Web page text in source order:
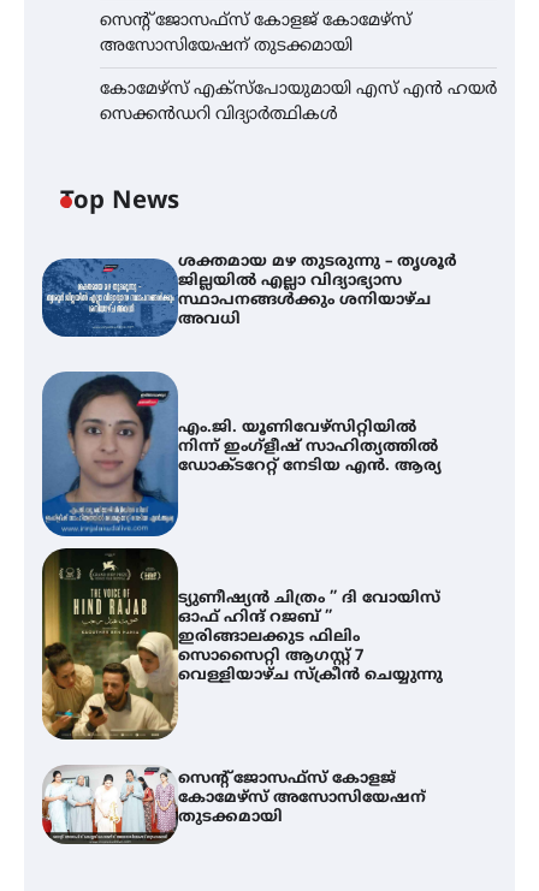
സെന്റ് ജോസഫ്സ് കോളജ് കോമേഴ്‌സ്
അസോസിയേഷന് തുടക്കമായി
കോമേഴ്സ് എക്സ്പോയുമായി എസ് എൻ ഹയർ
സെക്കൻഡറി വിദ്യാർത്ഥികൾ
Top News
ശക്തമായ മഴ തുടരുന്നു – തൃശൂർ
ജില്ലയിൽ എല്ലാ വിദ്യാഭ്യാസ
സ്ഥാപനങ്ങൾക്കും ശനിയാഴ്ച
അവധി
എം.ജി. യൂണിവേഴ്‌സിറ്റിയിൽ
നിന്ന് ഇംഗ്ളീഷ് സാഹിത്യത്തിൽ
ഡോക്ടറേറ്റ് നേടിയ എൻ. ആര്യ
ട്യുണീഷ്യൻ ചിത്രം ” ദി വോയിസ്
ഓഫ് ഹിന്ദ് റജബ് ”
ഇരിങ്ങാലക്കുട ഫിലിം
സൊസൈറ്റി ആഗസ്റ്റ് 7
വെള്ളിയാഴ്ച സ്‌ക്രീൻ ചെയ്യുന്നു
സെന്റ് ജോസഫ്സ് കോളജ്
കോമേഴ്‌സ് അസോസിയേഷന്
തുടക്കമായി